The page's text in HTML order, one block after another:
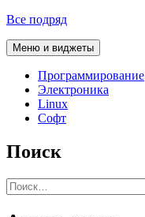
Перейти
содержимому
Все подряд
Меню и виджеты
Программирование
Электроника
Linux
Софт
Поиск
Найти: